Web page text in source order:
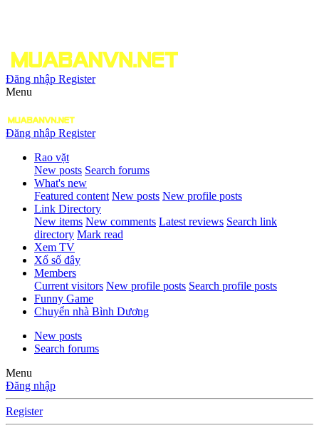
Đăng nhập Register
Menu
Đăng nhập Register
Rao vặt
New posts Search forums
What's new
Featured content New posts New profile posts
Link Directory
New items New comments Latest reviews Search link
directory Mark read
Xem TV
Xổ số đây
Members
Current visitors New profile posts Search profile posts
Funny Game
Chuyển nhà Bình Dương
New posts
Search forums
Menu
Đăng nhập
Register